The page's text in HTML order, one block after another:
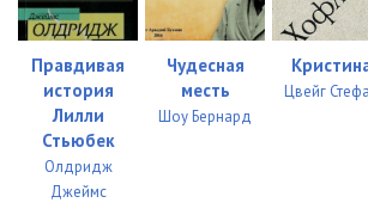
0027
0028
0029
0030
0031
Правдивая
история
Лилли
Стьюбек
Олдридж
Джеймс
Чудесная
месть
Шоу Бернард
Цвейг